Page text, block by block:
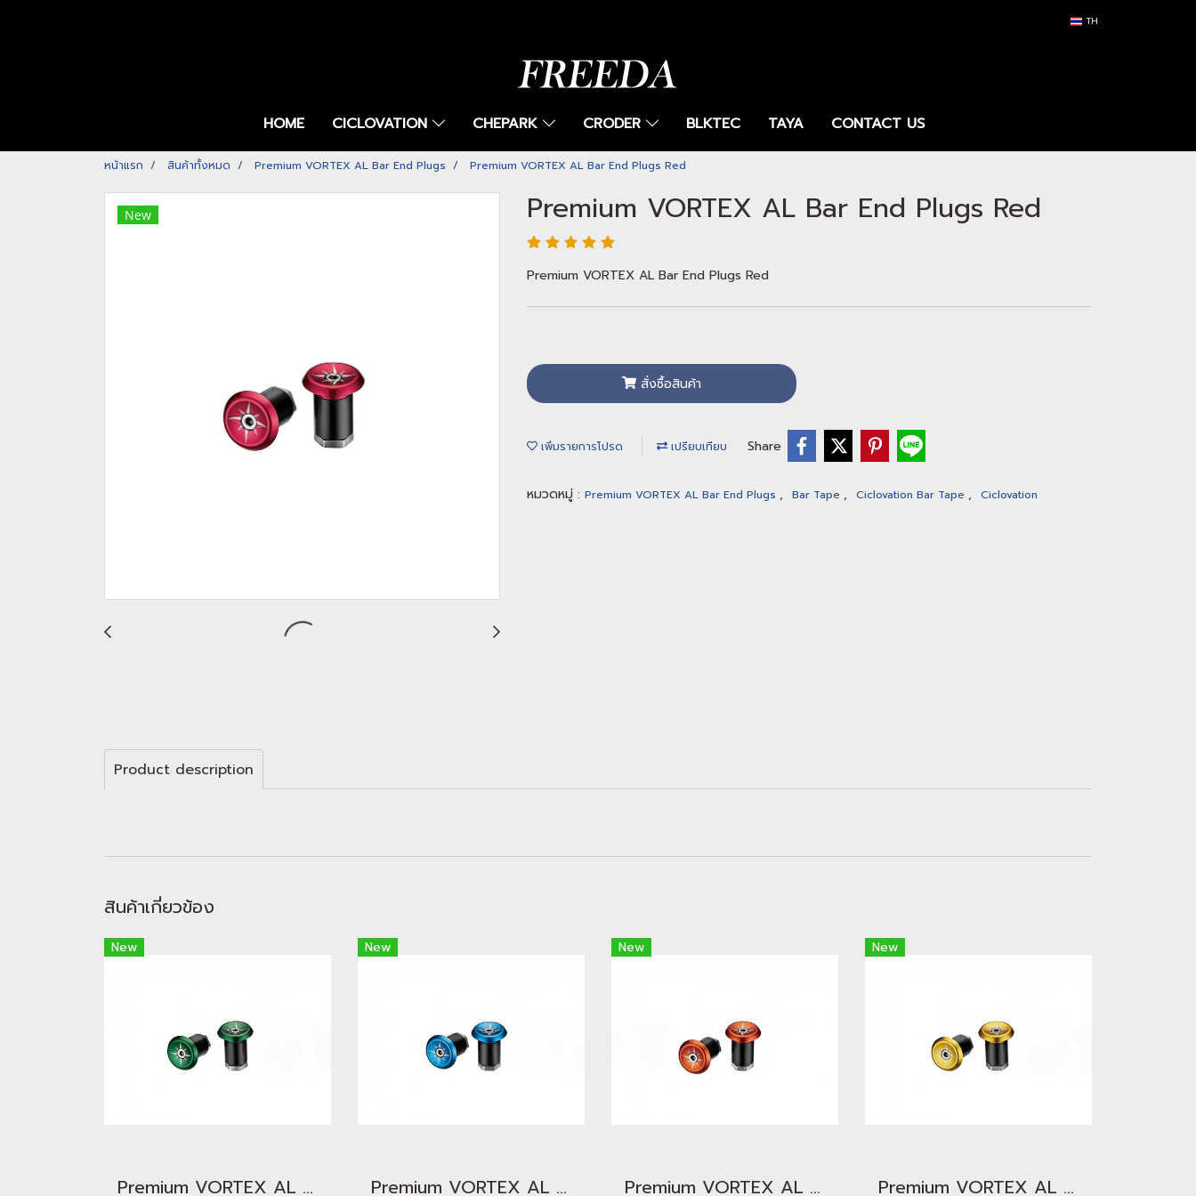
TH
HOME CICLOVATION CHEPARK CRODER BLKTEC TAYA CONTACT US
หน้าแรก สินค้าทั้งหมด Premium VORTEX AL Bar End Plugs Premium VORTEX AL Bar End Plugs Red
New Premium VORTEX AL Bar End Plugs Red
Premium VORTEX AL Bar End Plugs Red
สั่งซื้อสินค้า
เพิ่มรายการโปรด เปรียบเทียบ Share
หมวดหมู่ : Premium VORTEX AL Bar End Plugs , Bar Tape , Ciclovation Bar Tape , Ciclovation
Product description
สินค้าเกี่ยวข้อง
New
Premium VORTEX AL Bar End Plugs Green
New
Premium VORTEX AL Bar End Plugs Blue
New
Premium VORTEX AL Bar End Plugs Orange
New
Premium VORTEX AL Bar End Plugs Gold